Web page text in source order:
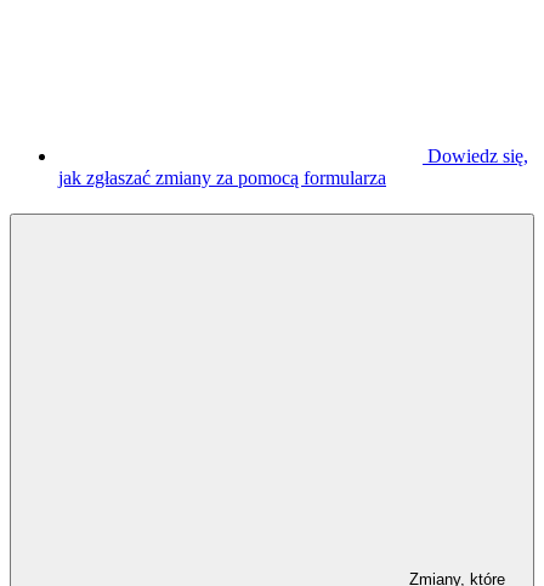
Dowiedz się,
jak zgłaszać zmiany za pomocą formularza
Zmiany, które